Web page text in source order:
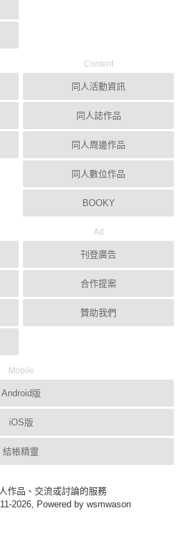
Content
同人活動資訊
同人誌作品
同人周邊作品
同人數位作品
BOOKY
Ad
刊登廣告
合作提案
贊助我們
Mobile
Android版
iOS版
結帳精靈
作品、交流或討論的服務
2026, Powered by wsmwason